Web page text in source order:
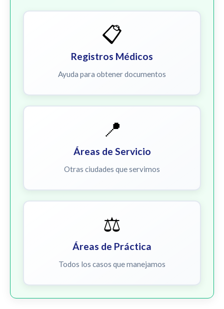
📋
Registros Médicos
Ayuda para obtener documentos
📍
Áreas de Servicio
Otras ciudades que servimos
⚖️
Áreas de Práctica
Todos los casos que manejamos